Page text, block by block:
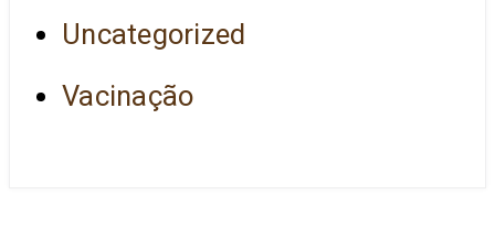
Uncategorized
Vacinação